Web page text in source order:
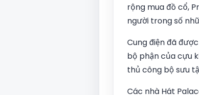
rộng mua đồ cổ,
người trong số
Cung điện đã
bộ phận của cựu
thủ công bộ sưu
Các nhà Hát